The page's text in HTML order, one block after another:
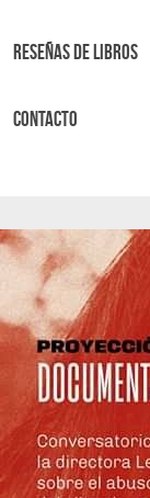
Reseñas de libros
Contacto